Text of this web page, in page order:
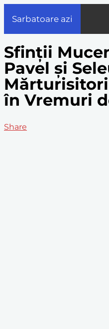
Sarbatoare azi
Sfinții
Pavel și
în Vremuri
Share